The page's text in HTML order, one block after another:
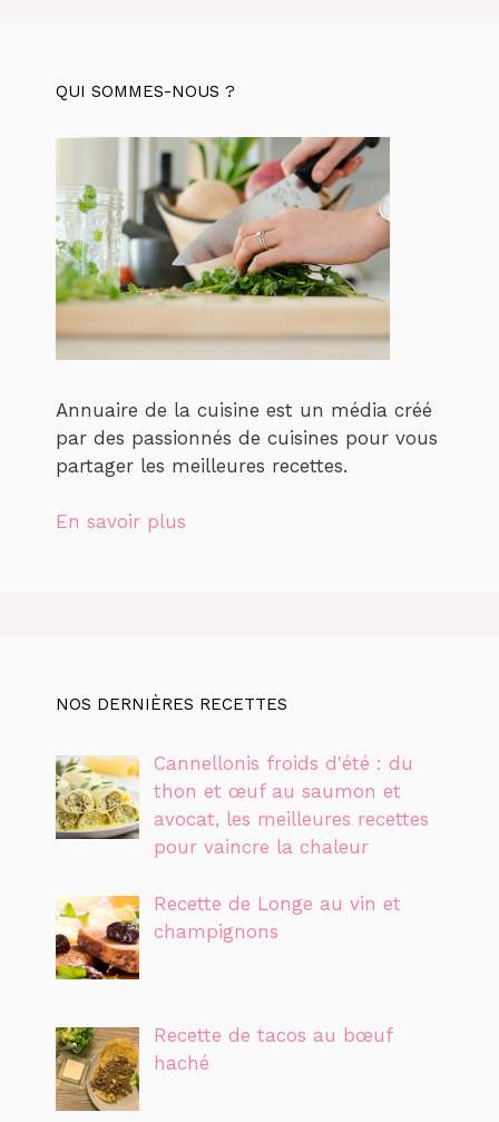
QUI SOMMES-NOUS ?
Annuaire de la cuisine est un média créé
par des passionnés de cuisines pour vous
partager les meilleures recettes.
En savoir plus
NOS DERNIÈRES RECETTES
Cannellonis froids d'été : du
thon et œuf au saumon et
avocat, les meilleures recettes
pour vaincre la chaleur
Recette de Longe au vin et
champignons
Recette de tacos au bœuf
haché